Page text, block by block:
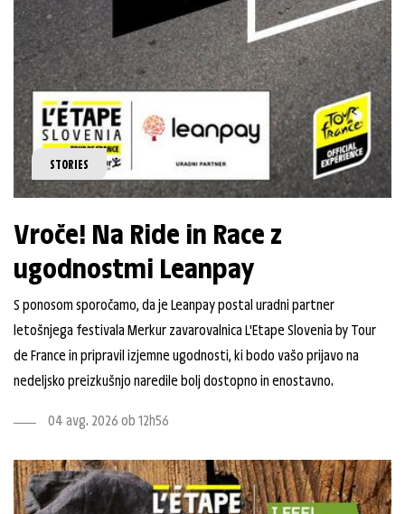
STORIES
Vroče! Na Ride in Race z
ugodnostmi Leanpay
S ponosom sporočamo, da je Leanpay postal uradni partner
letošnjega festivala Merkur zavarovalnica L'Etape Slovenia by Tour
de France in pripravil izjemne ugodnosti, ki bodo vašo prijavo na
nedeljsko preizkušnjo naredile bolj dostopno in enostavno.
04 avg. 2026 ob 12h56